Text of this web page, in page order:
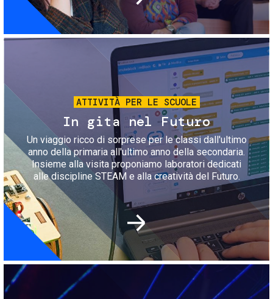
Immagine
ATTIVITÀ PER LE SCUOLE
In gita nel Futuro
Un viaggio ricco di sorprese per le classi dall'ultimo
anno della primaria all'ultimo anno della secondaria.
Insieme alla visita proponiamo laboratori dedicati
alle discipline STEAM e alla creatività del Futuro.
Immagine